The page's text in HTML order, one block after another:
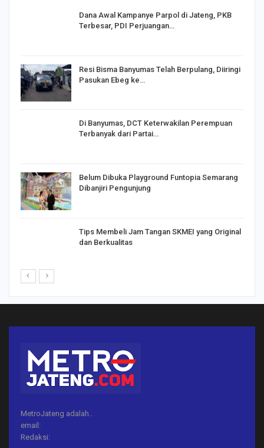
Dana Awal Kampanye Parpol di Jateng, PKB
Terbesar, PDI Perjuangan…
Resi Bisma Banyumas Telah Berpulang, Diiringi
Pasukan Ebeg ke…
Di Banyumas, DCT Keterwakilan Perempuan
Terbanyak dari Partai…
Belum Dibuka Playground Funtopia Semarang
Dibanjiri Pengunjung
Tips Membeli Jam Tangan SKMEI yang Original
dan Berkualitas
MetroJateng adalah..
email:
Redaksi: